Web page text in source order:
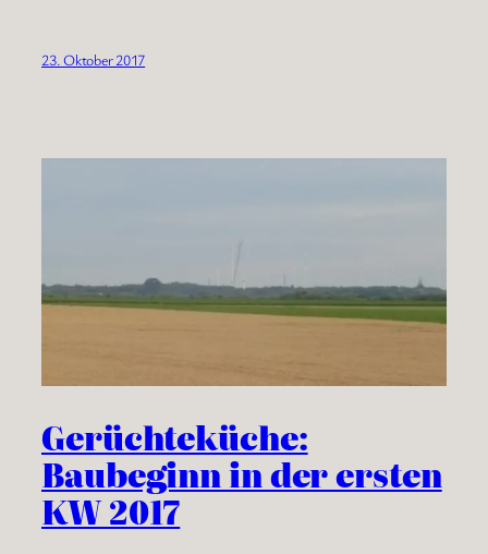
23. Oktober 2017
Gerüchteküche:
Baubeginn in der ersten
KW 2017